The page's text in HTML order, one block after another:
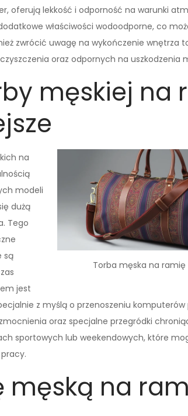
oferują lekkość i odporność na warunki
właściwości wodoodporne, co
zwrócić uwagę na wykończenie wnętrza
oraz odpornych na uszkodzenia
męskiej na
Torba męska na
na
modeli
dużą
Tego
są
jest
z myślą o przenoszeniu komputerów
oraz specjalne przegródki
sportowych lub weekendowych, które
męską na